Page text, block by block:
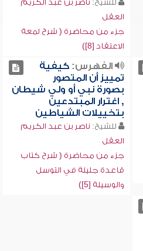
للشيخ: ناصر بن عبد الكريم
العقل
جزء من محاضرة ( شرح لمعة
الاعتقاد [8])
الفهرس:كيفية
تمييز أن المتصور
بصورة نبي أو ولي شيطان
, اغترار المبتدعين
بتخييلات الشياطين
للشيخ: ناصر بن عبد الكريم
العقل
جزء من محاضرة ( شرح كتاب
قاعدة جليلة في التوسل
والوسيلة [5])